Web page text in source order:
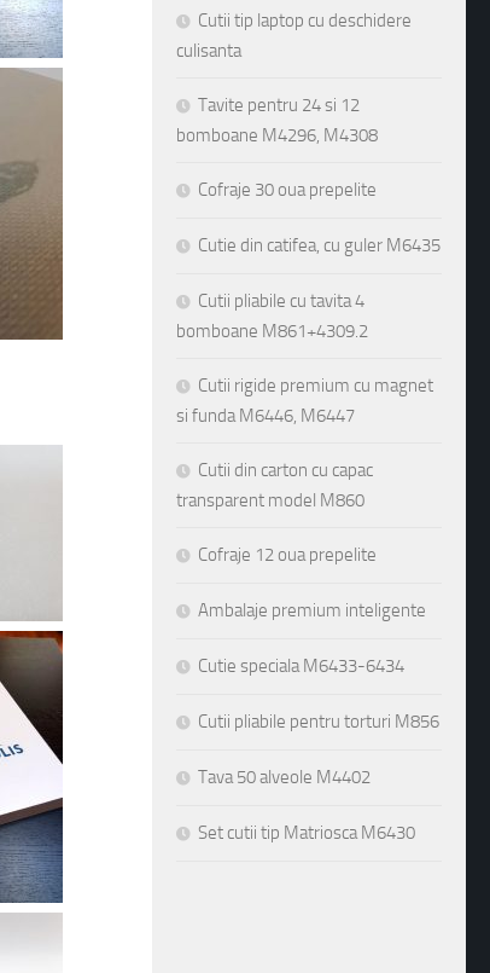
Cutii tip laptop cu deschidere
culisanta
Tavite pentru 24 si 12
bomboane M4296, M4308
Cofraje 30 oua prepelite
Cutie din catifea, cu guler M6435
Cutii pliabile cu tavita 4
bomboane M861+4309.2
Cutii rigide premium cu magnet
si funda M6446, M6447
Cutii din carton cu capac
transparent model M860
Cofraje 12 oua prepelite
Ambalaje premium inteligente
Cutie speciala M6433-6434
Cutii pliabile pentru torturi M856
Tava 50 alveole M4402
Set cutii tip Matriosca M6430